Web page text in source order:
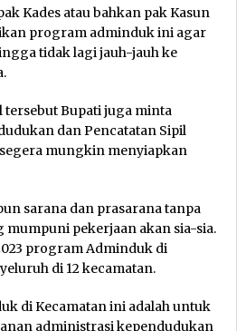
Kades atau bahkan pak Kasun
program adminduk ini agar
tidak lagi jauh-jauh ke
tersebut Bupati juga minta
dan Pencatatan Sipil
mungkin menyiapkan
sarana dan prasarana tanpa
mumpuni pekerjaan akan sia-sia.
program Adminduk di
di 12 kecamatan.
di Kecamatan ini adalah untuk
administrasi kependudukan